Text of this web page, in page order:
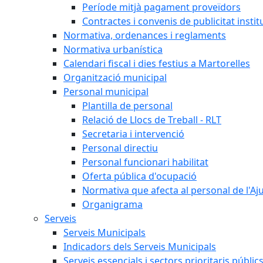
Període mitjà pagament proveïdors
Contractes i convenis de publicitat
Normativa, ordenances i reglaments
Normativa urbanística
Calendari fiscal i dies festius a Martorelles
Organització municipal
Personal municipal
Plantilla de personal
Relació de Llocs de Treball - RLT
Secretaria i intervenció
Personal directiu
Personal funcionari habilitat
Oferta pública d'ocupació
Normativa que afecta al personal de
Organigrama
Serveis
Serveis Municipals
Indicadors dels Serveis Municipals